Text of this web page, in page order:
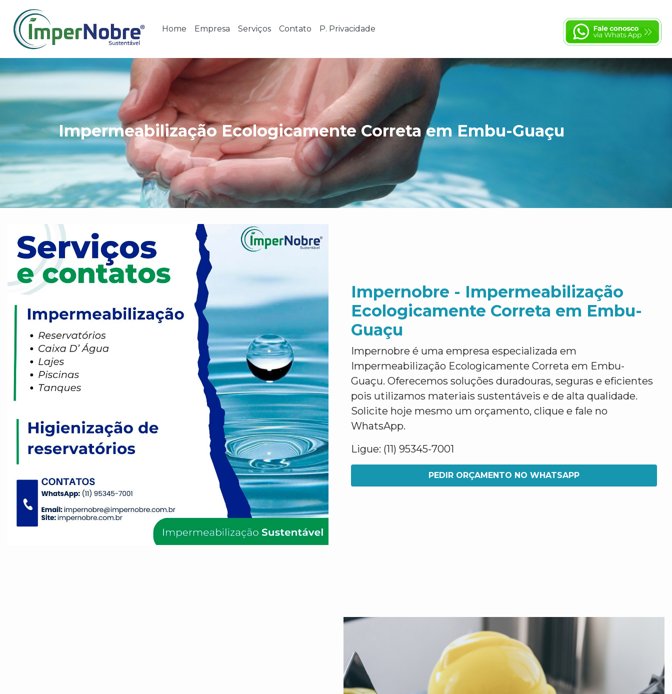
Home Empresa Serviços Contato P. Privacidade
Impermeabilização Ecologicamente Correta em Embu-Guaçu
Impernobre - Impermeabilização
Ecologicamente Correta em Embu-
Guaçu
Impernobre é uma empresa especializada em
Impermeabilização Ecologicamente Correta em Embu-
Guaçu. Oferecemos soluções duradouras, seguras e eficientes
pois utilizamos materiais sustentáveis e de alta qualidade.
Solicite hoje mesmo um orçamento, clique e fale no
WhatsApp.
Ligue: (11) 95345-7001
PEDIR ORÇAMENTO NO WHATSAPP